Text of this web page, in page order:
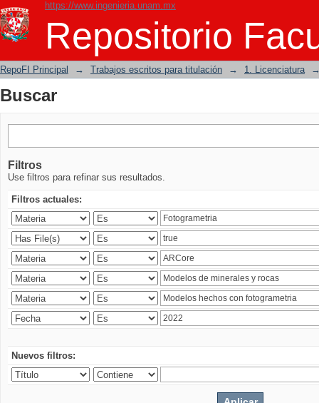
https://www.ingenieria.unam.mx
Repositorio
Buscar
RepoFI Principal → Trabajos escritos para titulación → 1. Licenciatura
Buscar
Filtros
Use filtros para refinar sus resultados.
Filtros actuales:
Nuevos filtros: